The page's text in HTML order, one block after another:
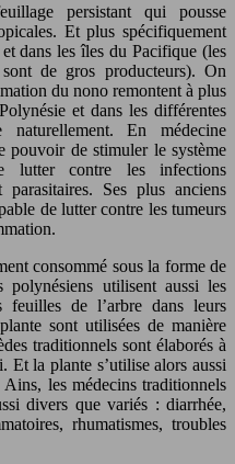
persistant qui pousse
Et plus spécifiquement
dans les îles du Pacifique (les
de gros producteurs). On
du nono remontent à plus
et dans les différentes
En médecine
pouvoir de stimuler le système
lutter contre les infections
Ses plus anciens
de lutter contre les tumeurs
consommé sous la forme de
utilisent aussi les
feuilles de l’arbre dans leurs
sont utilisées de manière
traditionnels sont élaborés à
Et la plante s’utilise alors aussi
Ains, les médecins traditionnels
divers que variés : diarrhée,
rhumatismes, troubles